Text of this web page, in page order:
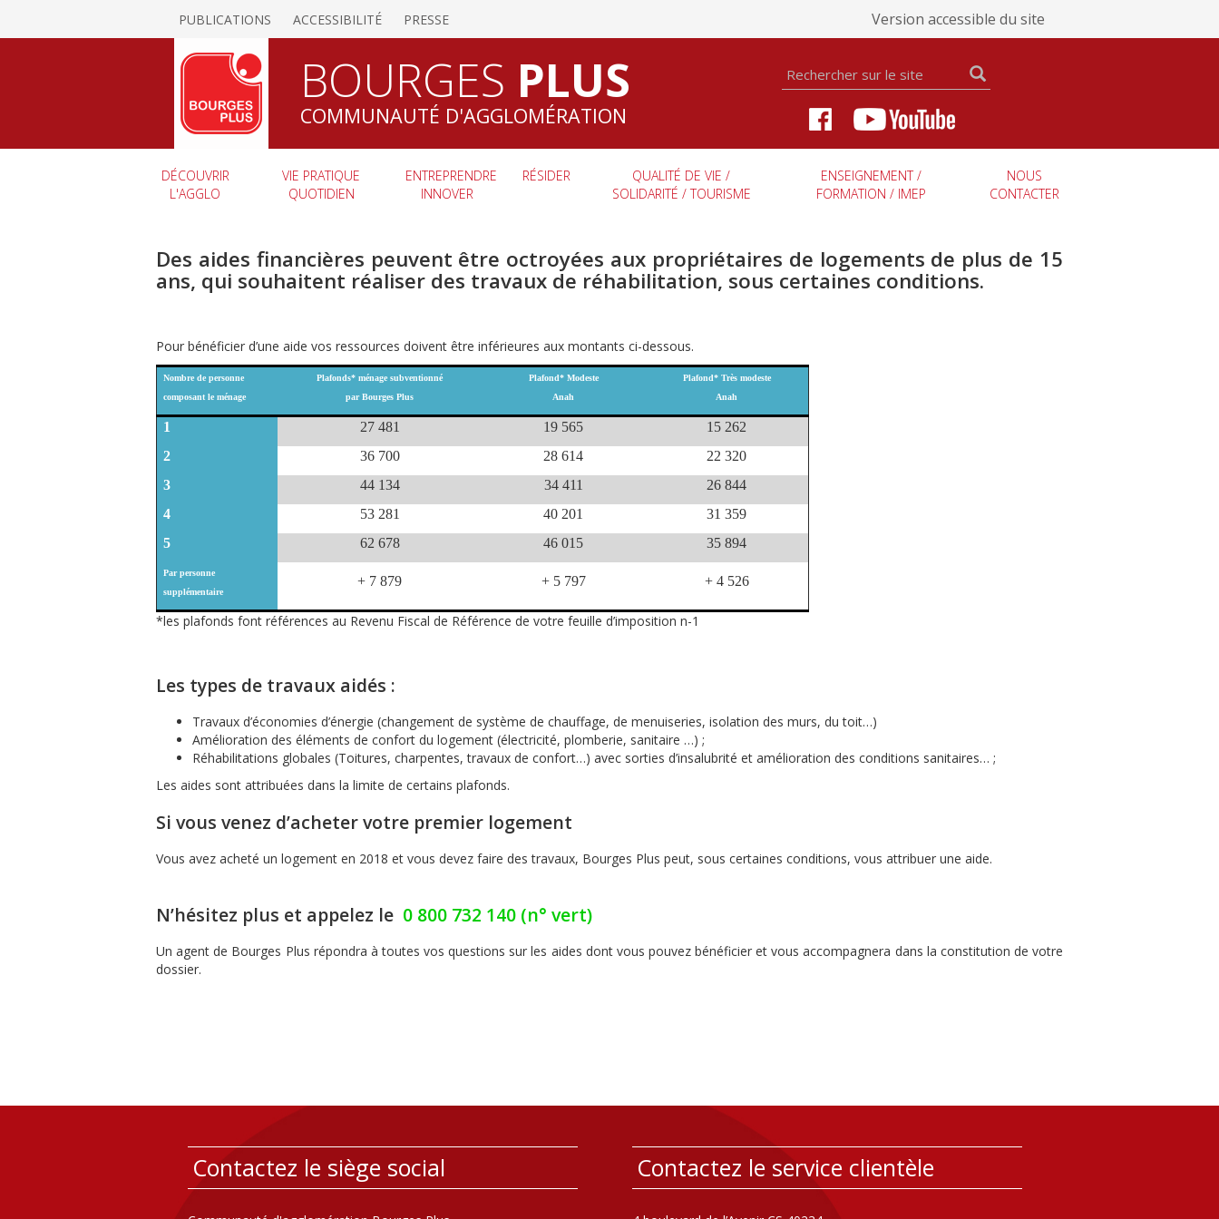
PUBLICATIONS ACCESSIBILITÉ PRESSE Version accessible du site
BOURGES PLUS
COMMUNAUTÉ D'AGGLOMÉRATION
DÉCOUVRIR
L'AGGLO
VIE PRATIQUE
QUOTIDIEN
ENTREPRENDRE
INNOVER
RÉSIDER
QUALITÉ DE VIE /
SOLIDARITÉ / TOURISME
ENSEIGNEMENT /
FORMATION / IMEP
NOUS
CONTACTER
Des aides financières peuvent être octroyées aux propriétaires de logements de plus de 15
ans, qui souhaitent réaliser des travaux de réhabilitation, sous certaines conditions.
Pour bénéficier d’une aide vos ressources doivent être inférieures aux montants ci-dessous.
Nombre de personne
composant le ménage
Plafonds* ménage subventionné
par Bourges Plus
Plafond* Modeste
Anah
Plafond* Très modeste
Anah
1 27 481 19 565
15 262
2
36 700 28 614
22 320
3
44 134 34 411
26 844
4
53 281 40 201
31 359
5
62 678 46 015 35 894
Par personne
supplémentaire
+ 7 879 + 5 797 + 4 526
*les plafonds font références au Revenu Fiscal de Référence de votre feuille d’imposition n-1
Les types de travaux aidés :
Travaux d’économies d’énergie (changement de système de chauffage, de menuiseries, isolation des murs, du toit…)
Amélioration des éléments de confort du logement (électricité, plomberie, sanitaire …) ;
Réhabilitations globales (Toitures, charpentes, travaux de confort…) avec sorties d’insalubrité et amélioration des conditions sanitaires… ;
Les aides sont attribuées dans la limite de certains plafonds.
Si vous venez d’acheter votre premier logement
Vous avez acheté un logement en 2018 et vous devez faire des travaux, Bourges Plus peut, sous certaines conditions, vous attribuer une aide.
N’hésitez plus et appelez le 0 800 732 140 (n° vert)
Un agent de Bourges Plus répondra à toutes vos questions sur les aides dont vous pouvez bénéficier et vous accompagnera dans la constitution de votre
dossier.
Contactez le siège social Contactez le service clientèle